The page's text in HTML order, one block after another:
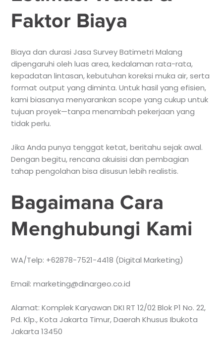
Faktor Biaya
Biaya dan durasi Jasa Survey Batimetri Malang
dipengaruhi oleh luas area, kedalaman rata-rata,
kepadatan lintasan, kebutuhan koreksi muka air, serta
format output yang diminta. Untuk hasil yang efisien,
kami biasanya menyarankan scope yang cukup untuk
tujuan proyek—tanpa menambah pekerjaan yang
tidak perlu.
Jika Anda punya tenggat ketat, beritahu sejak awal.
Dengan begitu, rencana akuisisi dan pembagian
tahap pengolahan bisa disusun lebih realistis.
Bagaimana Cara
Menghubungi Kami
WA/Telp: +62878-7521-4418 (Digital Marketing)
Email: marketing@dinargeo.co.id
Alamat: Komplek Karyawan DKI RT 12/02 Blok P1 No. 22,
Pd. Klp., Kota Jakarta Timur, Daerah Khusus Ibukota
Jakarta 13450